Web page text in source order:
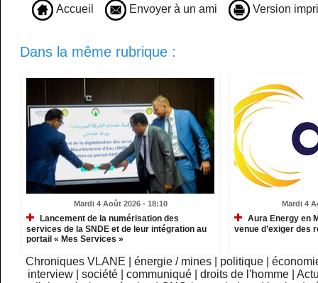
Accueil Envoyer à un ami Version
Dans la même rubrique :
Mardi 4 Août 2026 - 18:10
Lancement de la numérisation des
services de la SNDE et de leur intégration au
portail « Mes Services »
Mardi 4
Aura Energy en
venue d’exiger des
Chroniques VLANE énergie / mines politique
interview
|société |communiqué |droits de l'homme |